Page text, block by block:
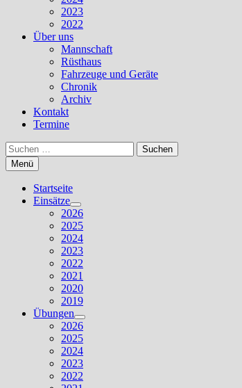
2023
2022
Über uns
Mannschaft
Rüsthaus
Fahrzeuge und Geräte
Chronik
Archiv
Kontakt
Termine
Suchen
nach:
Menü
Startseite
Einsätze
Untermenü
anzeigen
2026
2025
2024
2023
2022
2021
2020
2019
Übungen
Untermenü
anzeigen
2026
2025
2024
2023
2022